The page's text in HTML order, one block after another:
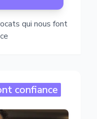
qui nous font
confiance